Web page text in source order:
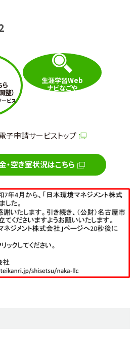
整）
ビス
生涯学習Web
ナビなごや
子申請サービストップ
・空き室状況はこちら